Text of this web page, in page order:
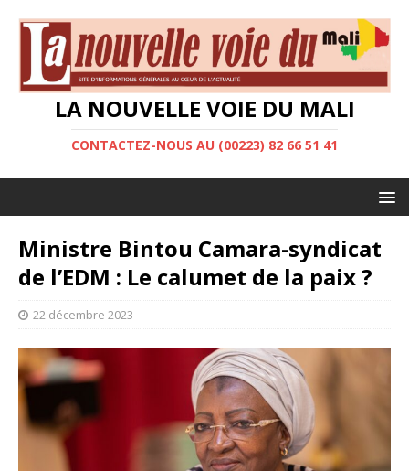
LA NOUVELLE VOIE DU MALI
CONTACTEZ-NOUS AU (00223) 82 66 51 41
Ministre Bintou Camara-syndicat
de l’EDM : Le calumet de la paix ?
22 décembre 2023